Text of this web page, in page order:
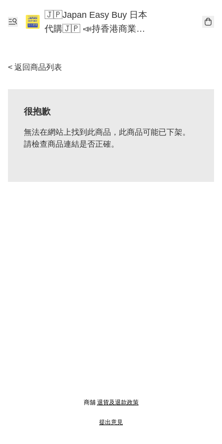
🇯🇵Japan Easy Buy 日本
代購🇯🇵 📣持香港商業登
< 返回商品列表
很抱歉
無法在網站上找到此商品，此商品可能已下架。
請檢查商品連結是否正確。
商舖 退貨及退款政策
提出意見